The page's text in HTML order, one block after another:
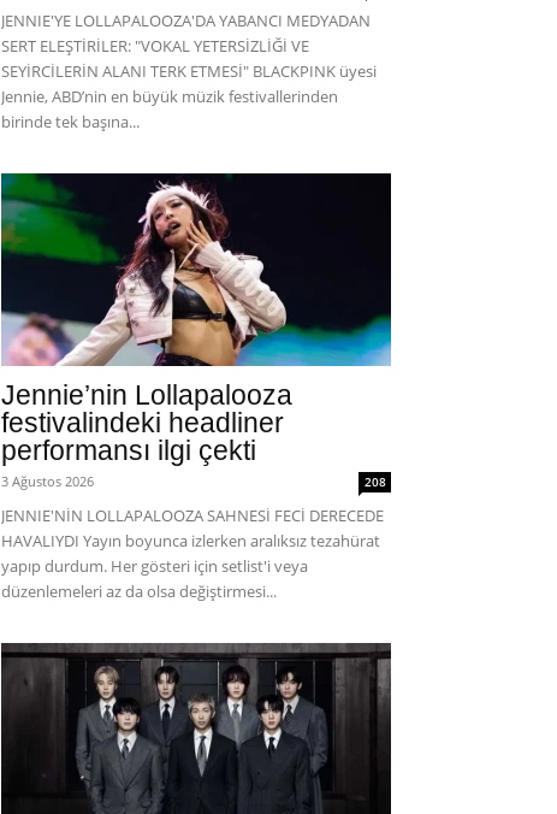
JENNIE'YE LOLLAPALOOZA'DA YABANCI MEDYADAN
SERT ELEŞTİRİLER: "VOKAL YETERSİZLİĞİ VE
SEYİRCİLERİN ALANI TERK ETMESİ" BLACKPINK üyesi
Jennie, ABD’nin en büyük müzik festivallerinden
birinde tek başına...
Jennie’nin Lollapalooza
festivalindeki headliner
performansı ilgi çekti
3 Ağustos 2026 208
JENNIE'NİN LOLLAPALOOZA SAHNESİ FECİ DERECEDE
HAVALIYDI Yayın boyunca izlerken aralıksız tezahürat
yapıp durdum. Her gösteri için setlist'i veya
düzenlemeleri az da olsa değiştirmesi...